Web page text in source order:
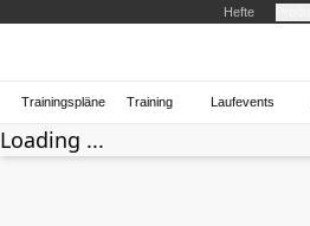
Hefte
Trainingspläne Training Laufevents
Loading ...